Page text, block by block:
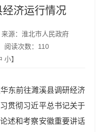
济运行情况
来源：淮北市人民政府
阅读次数： 110
小】
东前往濉溪县调研经济
贯彻习近平总书记关于
述和考察安徽重要讲话